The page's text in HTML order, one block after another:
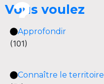
Vous voulez
Approfondir
(101)
Connaître le territoire